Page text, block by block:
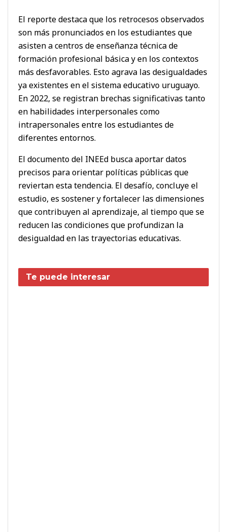
El reporte destaca que los retrocesos observados
son más pronunciados en los estudiantes que
asisten a centros de enseñanza técnica de
formación profesional básica y en los contextos
más desfavorables. Esto agrava las desigualdades
ya existentes en el sistema educativo uruguayo.
En 2022, se registran brechas significativas tanto
en habilidades interpersonales como
intrapersonales entre los estudiantes de
diferentes entornos.
El documento del INEEd busca aportar datos
precisos para orientar políticas públicas que
reviertan esta tendencia. El desafío, concluye el
estudio, es sostener y fortalecer las dimensiones
que contribuyen al aprendizaje, al tiempo que se
reducen las condiciones que profundizan la
desigualdad en las trayectorias educativas.
Te puede interesar